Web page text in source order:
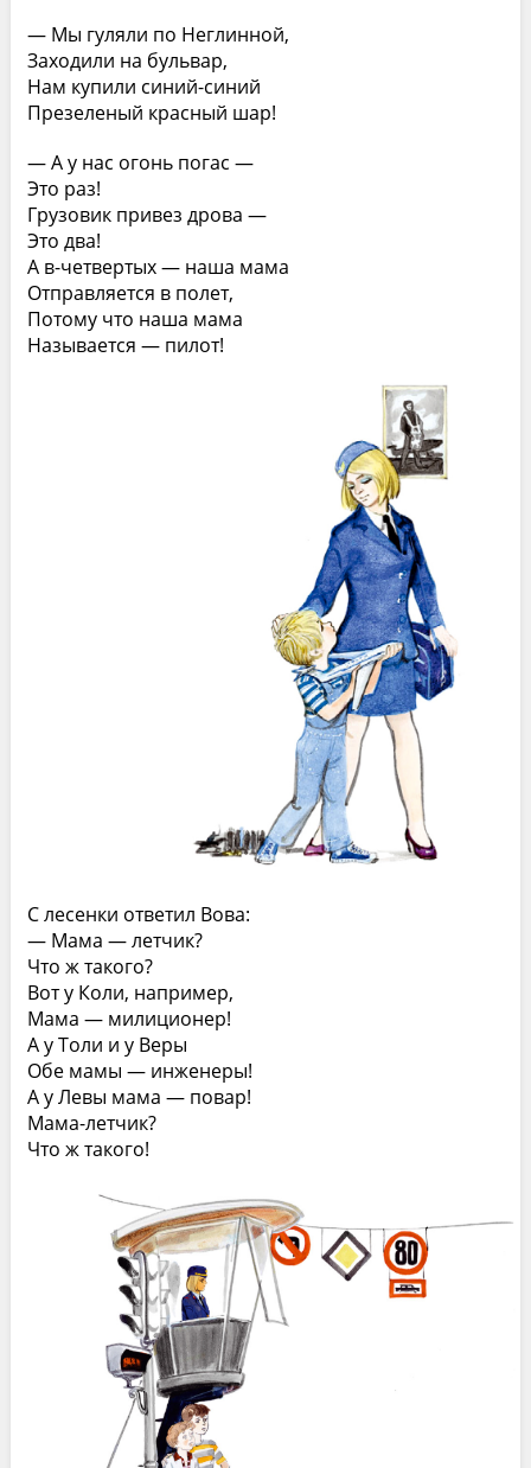
— Мы гуляли по Неглинной,
Заходили на бульвар,
Нам купили синий-синий
Презеленый красный шар!
— А у нас огонь погас —
Это раз!
Грузовик привез дрова —
Это два!
А в-четвертых — наша мама
Отправляется в полет,
Потому что наша мама
Называется — пилот!
С лесенки ответил Вова:
— Мама — летчик?
Что ж такого?
Вот у Коли, например,
Мама — милиционер!
А у Толи и у Веры
Обе мамы — инженеры!
А у Левы мама — повар!
Мама-летчик?
Что ж такого!